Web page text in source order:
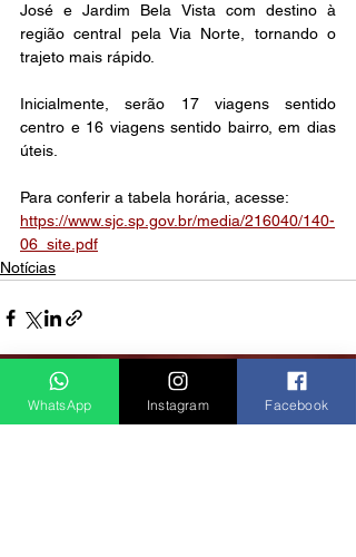
José e Jardim Bela Vista com destino à
região central pela Via Norte, tornando o
trajeto mais rápido.
Inicialmente, serão 17 viagens sentido
centro e 16 viagens sentido bairro, em dias
úteis.
Para conferir a tabela horária, acesse:
https://www.sjc.sp.gov.br/media/216040/140-
06_site.pdf
Notícias
Posts recentes Ver tudo
WhatsApp Instagram Facebook